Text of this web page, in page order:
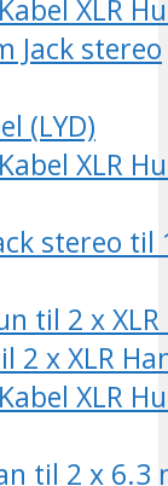
XLR
Jack stereo
(LYD)
XLR
stereo til
til 2 x
2 x XLR
XLR
til 2 x 6.3